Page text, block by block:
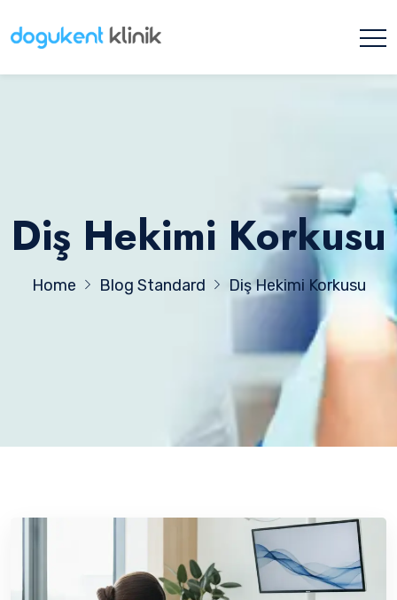
Diş Hekimi Korkusu
Home Blog Standard Diş Hekimi Korkusu